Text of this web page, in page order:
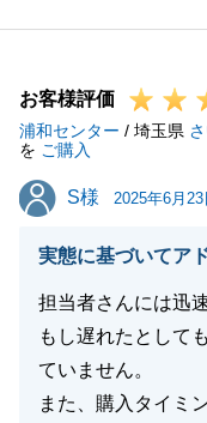
今後もお住まいの
引き続きどうぞよ
お客様評価
浦和センター / 埼玉県
を ご購入
S様
S様 2025年6月23
実態に基づいてア
担当者さんには迅
もし遅れたとして
ていません。
また、購入タイミ